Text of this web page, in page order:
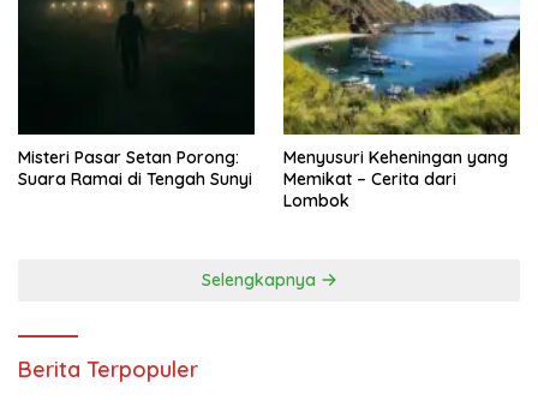
Misteri Pasar Setan Porong:
Suara Ramai di Tengah Sunyi
Menyusuri Keheningan yang
Memikat – Cerita dari
Lombok
Selengkapnya
Berita Terpopuler